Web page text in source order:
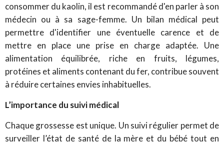
consommer du kaolin, il est recommandé d'en parler à son
médecin ou à sa sage-femme. Un bilan médical peut
permettre d'identifier une éventuelle carence et de
mettre en place une prise en charge adaptée. Une
alimentation équilibrée, riche en fruits, légumes,
protéines et aliments contenant du fer, contribue souvent
à réduire certaines envies inhabituelles.
L’importance du suivi médical
Chaque grossesse est unique. Un suivi régulier permet de
surveiller l’état de santé de la mère et du bébé tout en